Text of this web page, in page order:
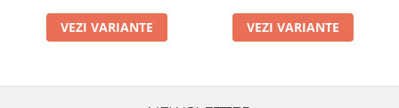
VEZI VARIANTE VEZI VARIANTE